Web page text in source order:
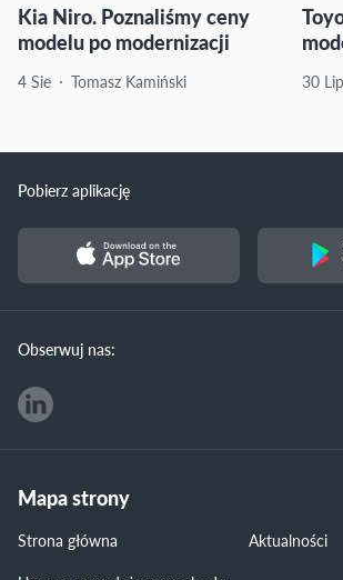
Kia Niro. Poznaliśmy ceny
modelu po modernizacji
4 Sie Tomasz Kamiński 30 Lip
Pobierz aplikację
Obserwuj nas:
Mapa strony
Strona główna
Aktualności